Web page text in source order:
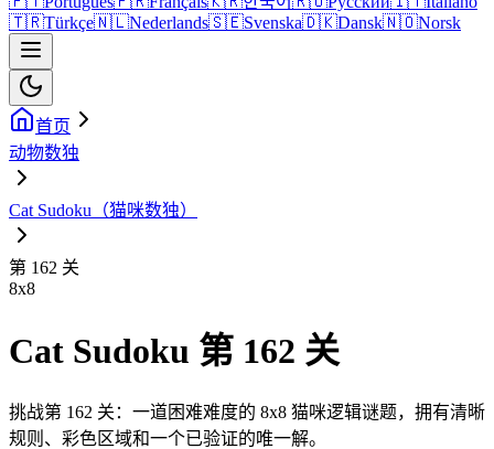
🇹🇷Türkçe🇳🇱Nederlands🇸🇪Svenska🇩🇰Dansk🇳🇴Norsk
首页
动物数独
Cat Sudoku（猫咪数独）
第 162 关
8x8
Cat Sudoku 第 162 关
挑战第 162 关：一道困难难度的 8x8 猫咪逻辑谜题，拥有清晰
规则、彩色区域和一个已验证的唯一解。